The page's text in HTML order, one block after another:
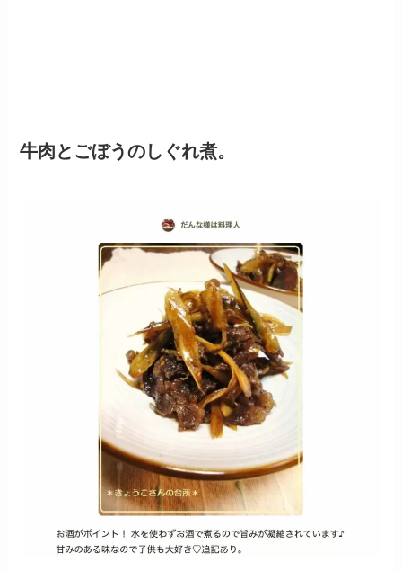
牛肉とごぼうのしぐれ煮。